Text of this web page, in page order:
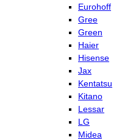
Eurohoff
Gree
Green
Haier
Hisense
Jax
Kentatsu
Kitano
Lessar
LG
Midea